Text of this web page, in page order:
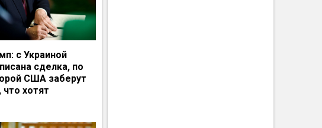
с Украиной
сделка, по
США заберут
что хотят